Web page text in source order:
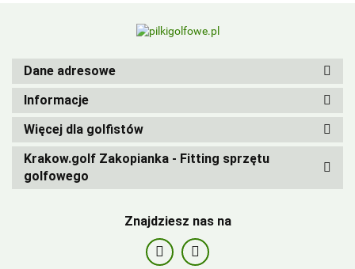
Dane adresowe
Informacje
Więcej dla golfistów
Krakow.golf Zakopianka - Fitting sprzętu
golfowego
Znajdziesz nas na